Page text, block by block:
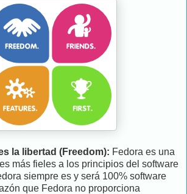
la libertad (Freedom): Fedora es una
más fieles a los principios del software
siempre es y será 100% software
que Fedora no proporciona